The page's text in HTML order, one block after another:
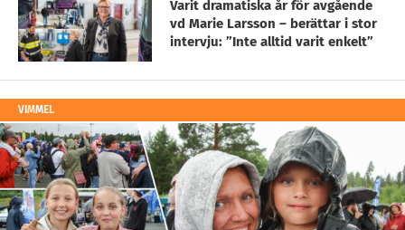
Varit dramatiska år för avgående
vd Marie Larsson – berättar i stor
intervju: ”Inte alltid varit enkelt”
VIMMEL